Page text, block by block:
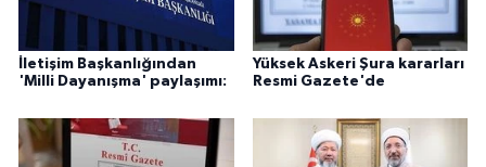
İletişim Başkanlığından
'Milli Dayanışma' paylaşımı:
Yüksek Askeri Şura kararları
Resmi Gazete'de